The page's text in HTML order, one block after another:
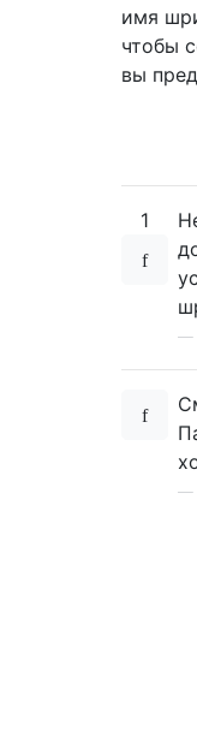
имя
чтобы
вы
1
—
—